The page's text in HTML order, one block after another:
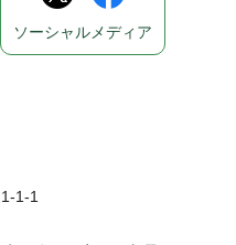
1-1-1
ソーシャルメディア